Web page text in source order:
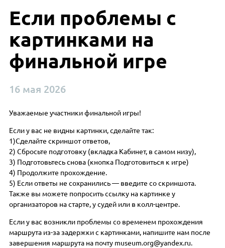
Если проблемы с
картинками на
финальной игре
16 мая 2026
Уважаемые участники финальной игры!
Если у вас не видны картинки, сделайте так:
1)Сделайте скриншот ответов,
2) Сбросьте подготовку (вкладка Кабинет, в самом низу),
3) Подготовьтесь снова (кнопка Подготовиться к игре)
4) Продолжите прохождение.
5) Если ответы не сохранились — введите со скриншота.
Также вы можете попросить ссылку на картинке у
организаторов на старте, у судей или в колл-центре.
Если у вас возникли проблемы со временем прохождения
маршрута из-за задержки с картинками, напишите нам после
завершения маршрута на почту museum.org@yandex.ru.